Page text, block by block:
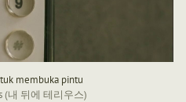
membuka pintu
(내 뒤에 테리우스)